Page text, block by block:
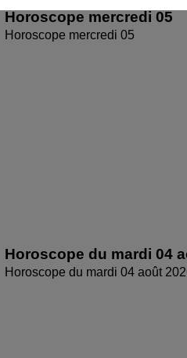
Horoscope mercredi 05
Horoscope mercredi 05
Horoscope du mardi 04
Horoscope du mardi 04 août